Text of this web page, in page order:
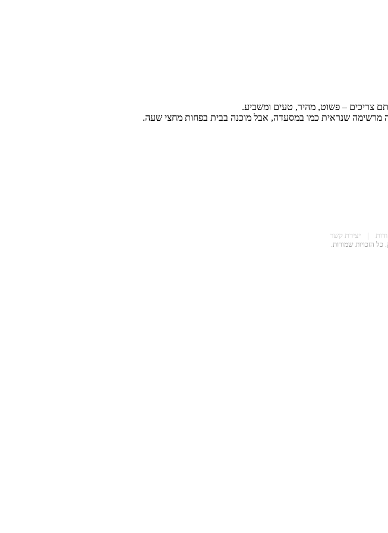
צריכים – פשוט, מהיר, טעים ומשביע.
מנה מרשימה שנראית כמו במסעדה, אבל מוכנה בבית בפחות מחצי שעה.
| יצירת קשר